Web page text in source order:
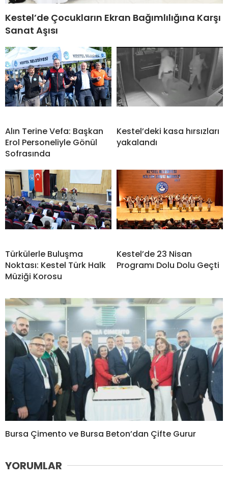
Kestel’de Çocukların Ekran Bağımlılığına Karşı
Sanat Aşısı
Alın Terine Vefa: Başkan
Erol Personeliyle Gönül
Sofrasında
Kestel’deki kasa hırsızları
yakalandı
Türkülerle Buluşma
Noktası: Kestel Türk Halk
Müziği Korosu
Kestel’de 23 Nisan
Programı Dolu Dolu Geçti
Bursa Çimento ve Bursa Beton’dan Çifte Gurur
YORUMLAR